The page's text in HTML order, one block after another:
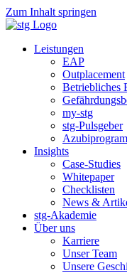
Zum Inhalt springen
Leistungen
EAP
Outplacement
Betriebliches
my-stg
stg-Pulsgeber
Insights
Case-Studies
Whitepaper
Checklisten
News &
stg-Akademie
Über uns
Karriere
Unser Team
Unsere